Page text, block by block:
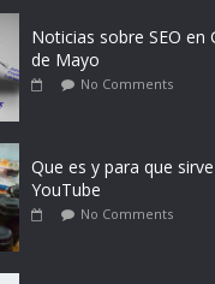
Noticias sobre SEO en
de Mayo
No Comments
Que es y para que
YouTube
No Comments